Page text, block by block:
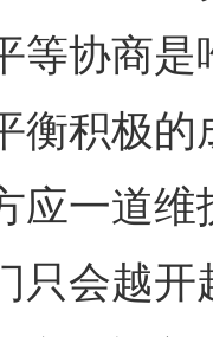
等协商
衡积极
应一道
只会越